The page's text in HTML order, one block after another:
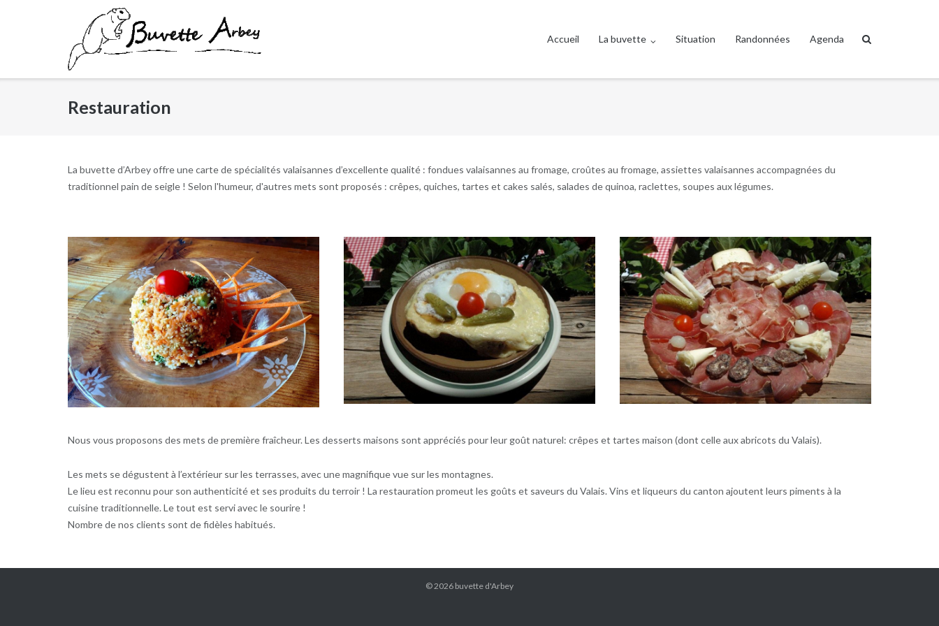
Accueil La buvette Situation Randonnées Agenda
Restauration
La buvette d’Arbey offre une carte de spécialités valaisannes d’excellente qualité : fondues valaisannes au fromage, croûtes au fromage, assiettes valaisannes accompagnées du
traditionnel pain de seigle ! Selon l'humeur, d'autres mets sont proposés : crêpes, quiches, tartes et cakes salés, salades de quinoa, raclettes, soupes aux légumes.
Nous vous proposons des mets de première fraîcheur. Les desserts maisons sont appréciés pour leur goût naturel: crêpes et tartes maison (dont celle aux abricots du Valais).
Les mets se dégustent à l’extérieur sur les terrasses, avec une magnifique vue sur les montagnes.
Le lieu est reconnu pour son authenticité et ses produits du terroir ! La restauration promeut les goûts et saveurs du Valais. Vins et liqueurs du canton ajoutent leurs piments à la
cuisine traditionnelle. Le tout est servi avec le sourire !
Nombre de nos clients sont de fidèles habitués.
© 2026 buvette d'Arbey